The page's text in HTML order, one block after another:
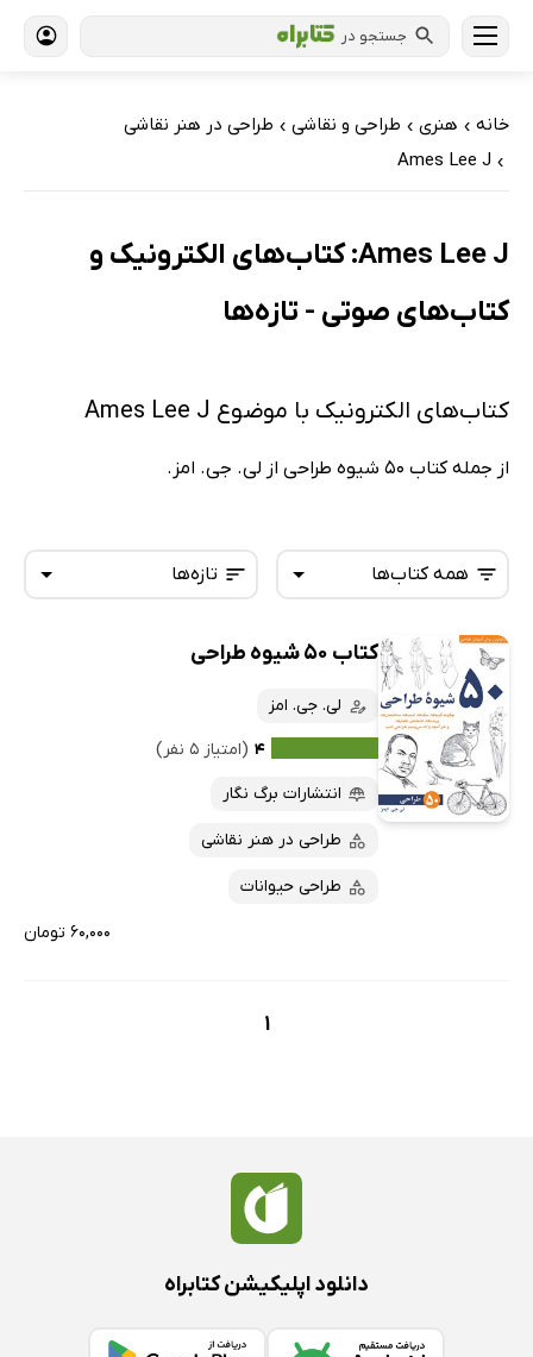
جستجو در
خانه › هنری › طراحی و نقاشی › طراحی در هنر نقاشی
›
Ames Lee J
Ames Lee J: کتاب‌های الکترونیک و
کتاب‌های صوتی - تازه‌ها
کتاب‌های الکترونیک با موضوع Ames Lee J
از جمله کتاب 50 شیوه طراحی از لی. جی. امز.
تازه‌ها
تازه‌ها
پرفروش‌ها
پربحث‌ها
ارزان ترین‌ها
همه کتاب‌ها
همه کتاب‌ها
کتاب‌های صوتی
کتاب‌های متنی
کتاب 50 شیوه طراحی
لی. جی. امز
۴ (امتیاز ۵ نفر)
انتشارات برگ نگار
طراحی در هنر نقاشی
طراحی حیوانات
۶۰,۰۰۰ تومان
1
دانلود اپلیکیشن کتابراه